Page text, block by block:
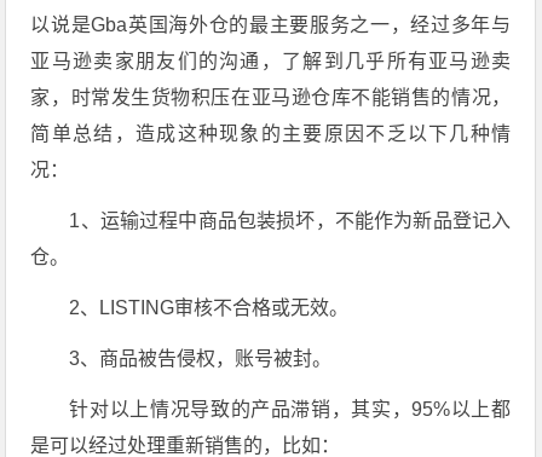
以说是Gba英国海外仓的最主要服务之一，经过多年与
亚马逊卖家朋友们的沟通，了解到几乎所有亚马逊卖
家，时常发生货物积压在亚马逊仓库不能销售的情况，
简单总结，造成这种现象的主要原因不乏以下几种情
况：
1、运输过程中商品包装损坏，不能作为新品登记入
仓。
2、LISTING审核不合格或无效。
3、商品被告侵权，账号被封。
针对以上情况导致的产品滞销，其实，95%以上都
是可以经过处理重新销售的，比如：